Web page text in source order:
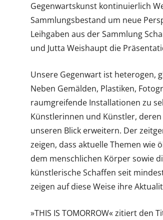
Gegenwartskunst kontinuierlich
Sammlungsbestand um neue
Leihgaben aus der Sammlung
und Jutta Weishaupt die
Unsere Gegenwart ist heterogen,
Neben Gemälden, Plastiken,
raumgreifende Installationen zu
Künstlerinnen und Künstler,
unseren Blick erweitern. Der
zeigen, dass aktuelle Themen wie
dem menschlichen Körper sowie
künstlerische Schaffen seit
zeigen auf diese Weise ihre
»THIS IS TOMORROW« zitiert